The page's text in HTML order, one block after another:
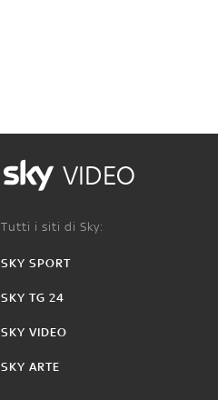
VIDEO
Tutti i siti di Sky:
SKY SPORT
SKY TG 24
SKY VIDEO
SKY ARTE